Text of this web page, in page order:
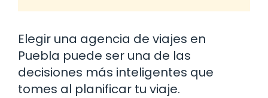
Elegir una agencia de viajes en
Puebla puede ser una de las
decisiones más inteligentes que
tomes al planificar tu viaje.